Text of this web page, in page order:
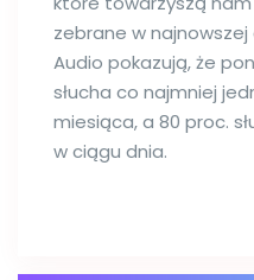
zebrane w
Audio pokazują, że
słucha co najmniej
miesiąca, a 80 proc.
w ciągu dnia.